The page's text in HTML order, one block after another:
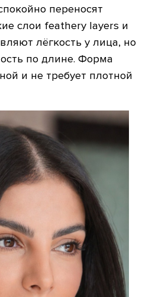
переносят
слои feathery layers и
лёгкость у лица, но
по длине. Форма
и не требует плотной